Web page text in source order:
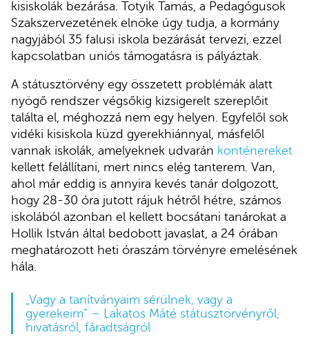
kisiskolák bezárása. Totyik Tamás, a Pedagógusok
Szakszervezetének elnöke úgy tudja, a kormány
nagyjából 35 falusi iskola bezárását tervezi, ezzel
kapcsolatban uniós támogatásra is pályáztak.
A státusztörvény egy összetett problémák alatt
nyögő rendszer végsőkig kizsigerelt szereplőit
találta el, méghozzá nem egy helyen. Egyfelől sok
vidéki kisiskola küzd gyerekhiánnyal, másfelől
vannak iskolák, amelyeknek udvarán konténereket
kellett felállítani, mert nincs elég tanterem. Van,
ahol már eddig is annyira kevés tanár dolgozott,
hogy 28-30 óra jutott rájuk hétről hétre, számos
iskolából azonban el kellett bocsátani tanárokat a
Hollik István által bedobott javaslat, a 24 órában
meghatározott heti óraszám törvényre emelésének
hála.
„Vagy a tanítványaim sérülnek, vagy a
gyerekeim” – Lakatos Máté státusztörvényről,
hivatásról, fáradtságról